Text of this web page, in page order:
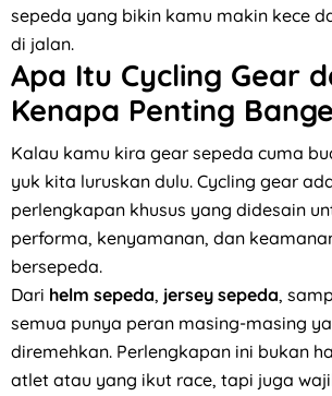
sepeda yang bikin kamu makin kece
di jalan.
Apa Itu Cycling Gear
Kenapa Penting
Kalau kamu kira gear sepeda cuma
yuk kita luruskan dulu. Cycling gear
perlengkapan khusus yang didesain
performa, kenyamanan, dan
bersepeda.
Dari helm sepeda, jersey sepeda,
semua punya peran masing-masing
diremehkan. Perlengkapan ini bukan
atlet atau yang ikut race, tapi juga